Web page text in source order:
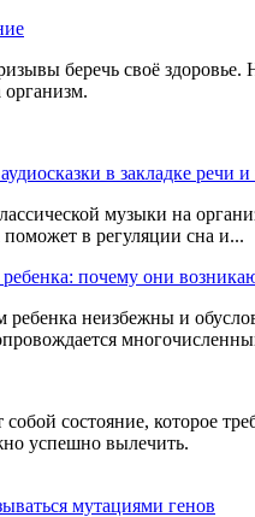
беречь своё
организм.
в закладке речи
музыки на
поможет в регуляции сна и...
почему они
неизбежны и
собой состояние, которое
успешно вылечить.
мутациями генов